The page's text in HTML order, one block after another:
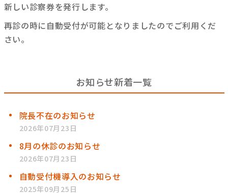
新しい診察券を発行します。
再診の時に自動受付が可能となりましたのでご利用くだ
さい。
お知らせ新着一覧
院長不在のお知らせ
2026年07月23日
8月の休診のお知らせ
2026年07月23日
自動受付機導入のお知らせ
2025年09月25日